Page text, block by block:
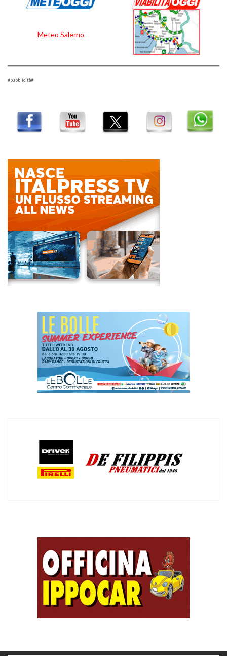
Meteo Salerno
#pubblicità#